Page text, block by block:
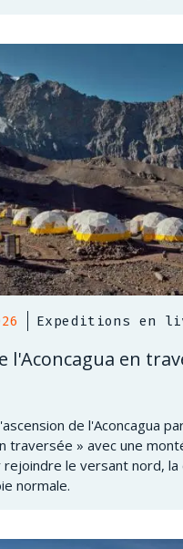
Expeditions en
l'Aconcagua en
de l'Aconcagua
traversée » avec une
le versant nord, la
normale.